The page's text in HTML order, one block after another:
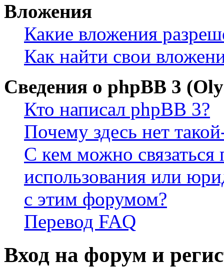
Вложения
Какие вложения
Как найти свои
Сведения о phpBB 3
Кто написал phpBB 3?
Почему здесь нет
С кем можно связаться
использования или
с этим форумом?
Перевод FAQ
Вход на форум и